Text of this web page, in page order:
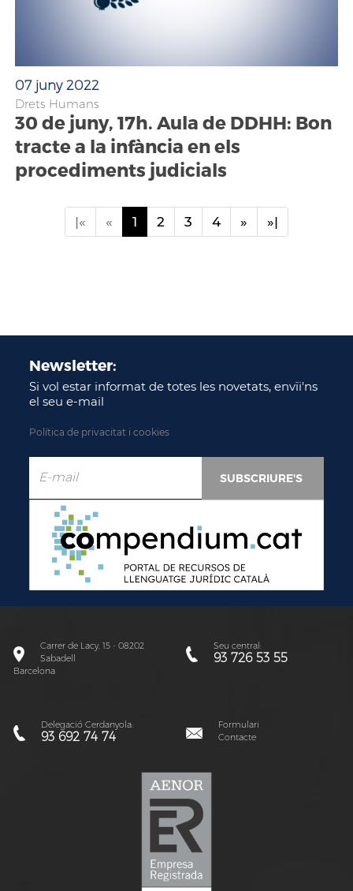
07 juny 2022
Drets Humans
30 de juny, 17h. Aula de DDHH: Bon
tracte a la infància en els
procediments judicials
|« « 1 2 3 4 » »|
Newsletter:
Si vol estar informat de totes les novetats, envïi'ns
el seu e-mail
Política de privacitat i cookies
Carrer de Lacy, 15 - 08202
Sabadell
Barcelona
Seu central:
93 726 53 55
Delegació Cerdanyola:
93 692 74 74
Formulari
Contacte